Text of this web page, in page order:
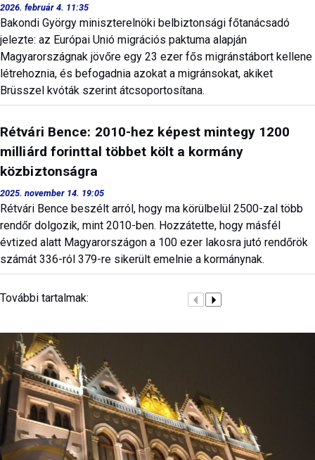
2026. február 4. 11:35
Bakondi György miniszterelnöki belbiztonsági főtanácsadó
jelezte: az Európai Unió migrációs paktuma alapján
Magyarországnak jövőre egy 23 ezer fős migránstábort kellene
létrehoznia, és befogadnia azokat a migránsokat, akiket
Brüsszel kvóták szerint átcsoportosítana.
Rétvári Bence: 2010-hez képest mintegy 1200
milliárd forinttal többet költ a kormány
közbiztonságra
2025. november 14. 19:05
Rétvári Bence beszélt arról, hogy ma körülbelül 2500-zal több
rendőr dolgozik, mint 2010-ben. Hozzátette, hogy másfél
évtized alatt Magyarországon a 100 ezer lakosra jutó rendőrök
számát 336-ról 379-re sikerült emelnie a kormánynak.
További tartalmak: